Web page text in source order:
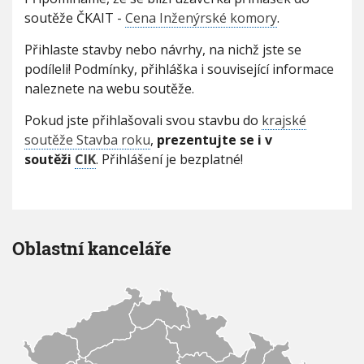
I
C
E
i
h
l
a
s
e
s
e
d
t
ě
a
soutěže ČKAIT - Cena Inženýrské komory.
Přihlaste stavby nebo návrhy, na nichž jste se
podíleli! Podmínky, přihláška i související informace
naleznete na webu soutěže.
Pokud jste přihlašovali svou stavbu do krajské
soutěže Stavba roku, prezentujte se i v
soutěži CIK. Přihlášení je bezplatné!
Oblastní kanceláře